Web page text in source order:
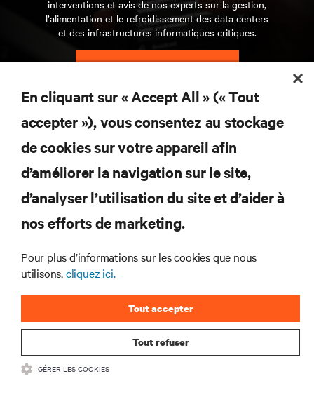
interventions et avis de nos experts sur la gestion,
l’alimentation et le refroidissement des data centers
et des infrastructures informatiques critiques.
S’INSCRIRE MAINTENANT
SUPPORT
SOCIÉTÉ
CONTACTEZ-NOUS
Conditions d’utilisation •
En cliquant sur « Accept All » (« Tout
accepter »), vous consentez au stockage
de cookies sur votre appareil afin
d’améliorer la navigation sur le site,
d’analyser l’utilisation du site et d’aider à
nos efforts de marketing.
Pour plus d’informations sur les cookies que nous
utilisons,cliquez ici.
Tout refuser
Tout accepter
GÉRER LES COOKIES